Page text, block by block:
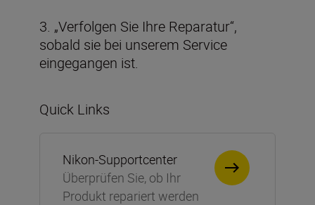
Quick Links
Nikon-Supportcenter
Überprüfen Sie, ob Ihr
Produkt repariert werden
3. „Verfolgen Sie Ihre Reparatur“,
sobald sie bei unserem Service
eingegangen ist.